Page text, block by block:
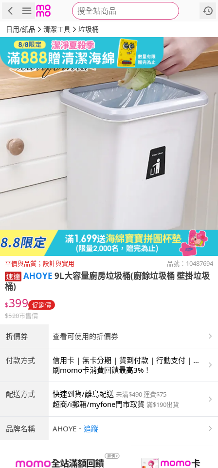
搜全站商品
商品 評價 詳情
日用/紙品 清潔工具 垃圾桶
平價與品質；設計與實用 品號： 10487694
AHOYE 9L大容量廚房垃圾桶(廚餘垃圾桶 壁掛垃圾
桶)
$399 促銷價
$520市售價
折價券 查看可使用的折價券
付款方式
信用卡 | 無卡分期 | 貨到付款 | 行動支付 | 超
商付款 | ATM | 銀聯卡
刷momo卡消費回饋最高3%！
配送方式 快速到貨/離島配送 未滿$490 運費$75
超商/i郵箱/myfone門市取貨 滿$190出貨
品牌名稱 AHOYE ． 追蹤